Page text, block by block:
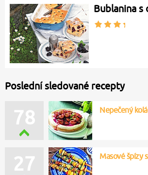
Bublanina s
Poslední sledované recepty
78 Nepečený
27 Masové špízy